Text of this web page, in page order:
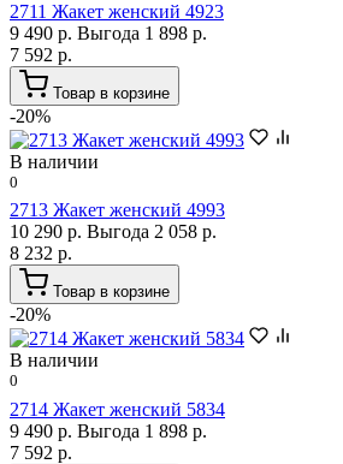
2711 Жакет женский 4923
9 490 р. Выгода 1 898 р.
7 592 р.
Товар в корзине
-20%
В наличии
0
2713 Жакет женский 4993
10 290 р. Выгода 2 058 р.
8 232 р.
Товар в корзине
-20%
В наличии
0
2714 Жакет женский 5834
9 490 р. Выгода 1 898 р.
7 592 р.